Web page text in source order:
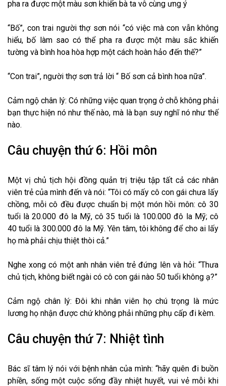
pha ra được một màu sơn khiến bà ta vô cùng ưng ý
“Bố”, con trai người thợ sơn nói “có việc mà con vẫn không
hiểu, bố làm sao có thể pha ra được một màu sắc khiến
tường và bình hoa hòa hợp một cách hoàn hảo đến thế?”
“Con trai”, người thợ sơn trả lời “ Bố sơn cả bình hoa nữa”.
Cảm ngộ chân lý: Có những việc quan trọng ở chỗ không phải
bạn thực hiện nó như thế nào, mà là bạn suy nghĩ nó như thế
nào.
Câu chuyện thứ 6: Hồi môn
Một vị chủ tịch hội đồng quản trị triệu tập tất cả các nhân
viên trẻ của mình đến và nói: “Tôi có mấy cô con gái chưa lấy
chồng, mỗi cô đều được chuẩn bị một món hồi môn: cô 30
tuổi là 20.000 đô la Mỹ, cô 35 tuổi là 100.000 đô la Mỹ; cô
40 tuổi là 300.000 đô la Mỹ. Yên tâm, tôi không để cho ai lấy
họ mà phải chịu thiệt thòi cả.”
Nghe xong có một anh nhân viên trẻ đứng lên và hỏi: “Thưa
chủ tịch, không biết ngài có cô con gái nào 50 tuổi không ạ?”
Cảm ngộ chân lý: Đôi khi nhân viên họ chú trọng là mức
lương họ nhận được chứ không phải những phụ cấp đi kèm.
Câu chuyện thứ 7: Nhiệt tình
Bác sĩ tâm lý nói với bệnh nhân của mình: “hãy quên đi buồn
phiền, sống một cuộc sống đầy nhiệt huyết, vui vẻ mỗi khi